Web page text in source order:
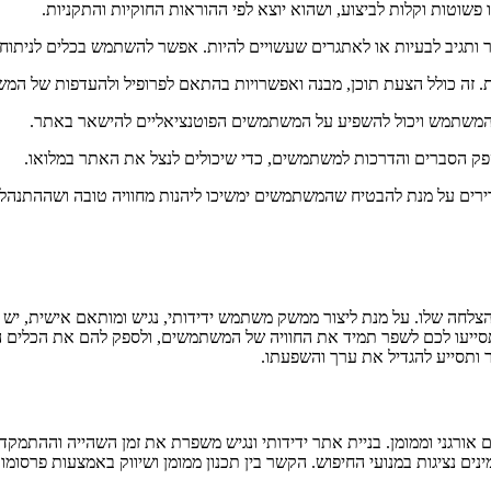
וקלות לביצוע, ושהוא יוצא לפי ההוראות החוקיות והתקניות.
לבעיות או לאתגרים שעשויים להיות. אפשר להשתמש בכלים
כולל הצעת תוכן, מבנה ואפשרויות בהתאם לפרופיל ולהעדפות של
ויכול להשפיע על המשתמשים הפוטנציאליים להישאר באתר.
הסברים והדרכות למשתמשים, כדי שיכולים לנצל את האתר במלואו.
על מנת להבטיח שהמשתמשים ימשיכו ליהנות מחוויה טובה
לכם לשפר תמיד את החוויה של המשתמשים, ולספק להם את הכלים
להגדיל את ערך והשפעתו.
וממומן. בניית אתר ידידותי ונגיש משפרת את זמן השהייה
נציגות במנועי החיפוש. הקשר בין תכנון ממומן ושיווק באמצעות